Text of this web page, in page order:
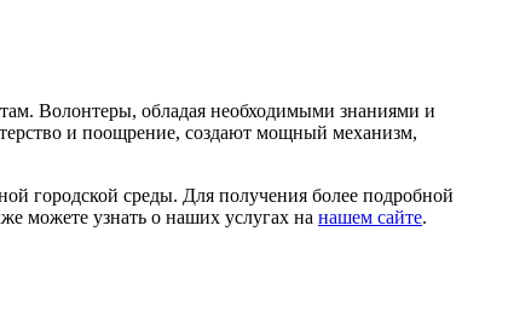
Волонтеры, обладая необходимыми знаниями и
и поощрение, создают мощный механизм,
городской среды. Для получения более подробной
можете узнать о наших услугах на нашем сайте.